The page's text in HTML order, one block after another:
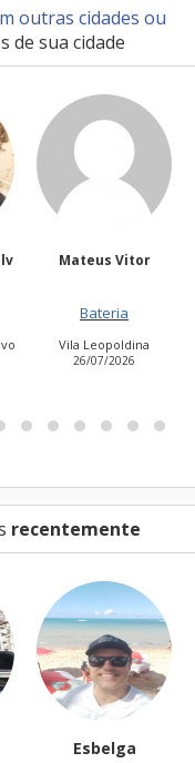
outras cidades ou
de sua cidade
Anailuj Avlis
Vocalista - Baixo
Jardim Aurora (Zona
Leste)
recentemente